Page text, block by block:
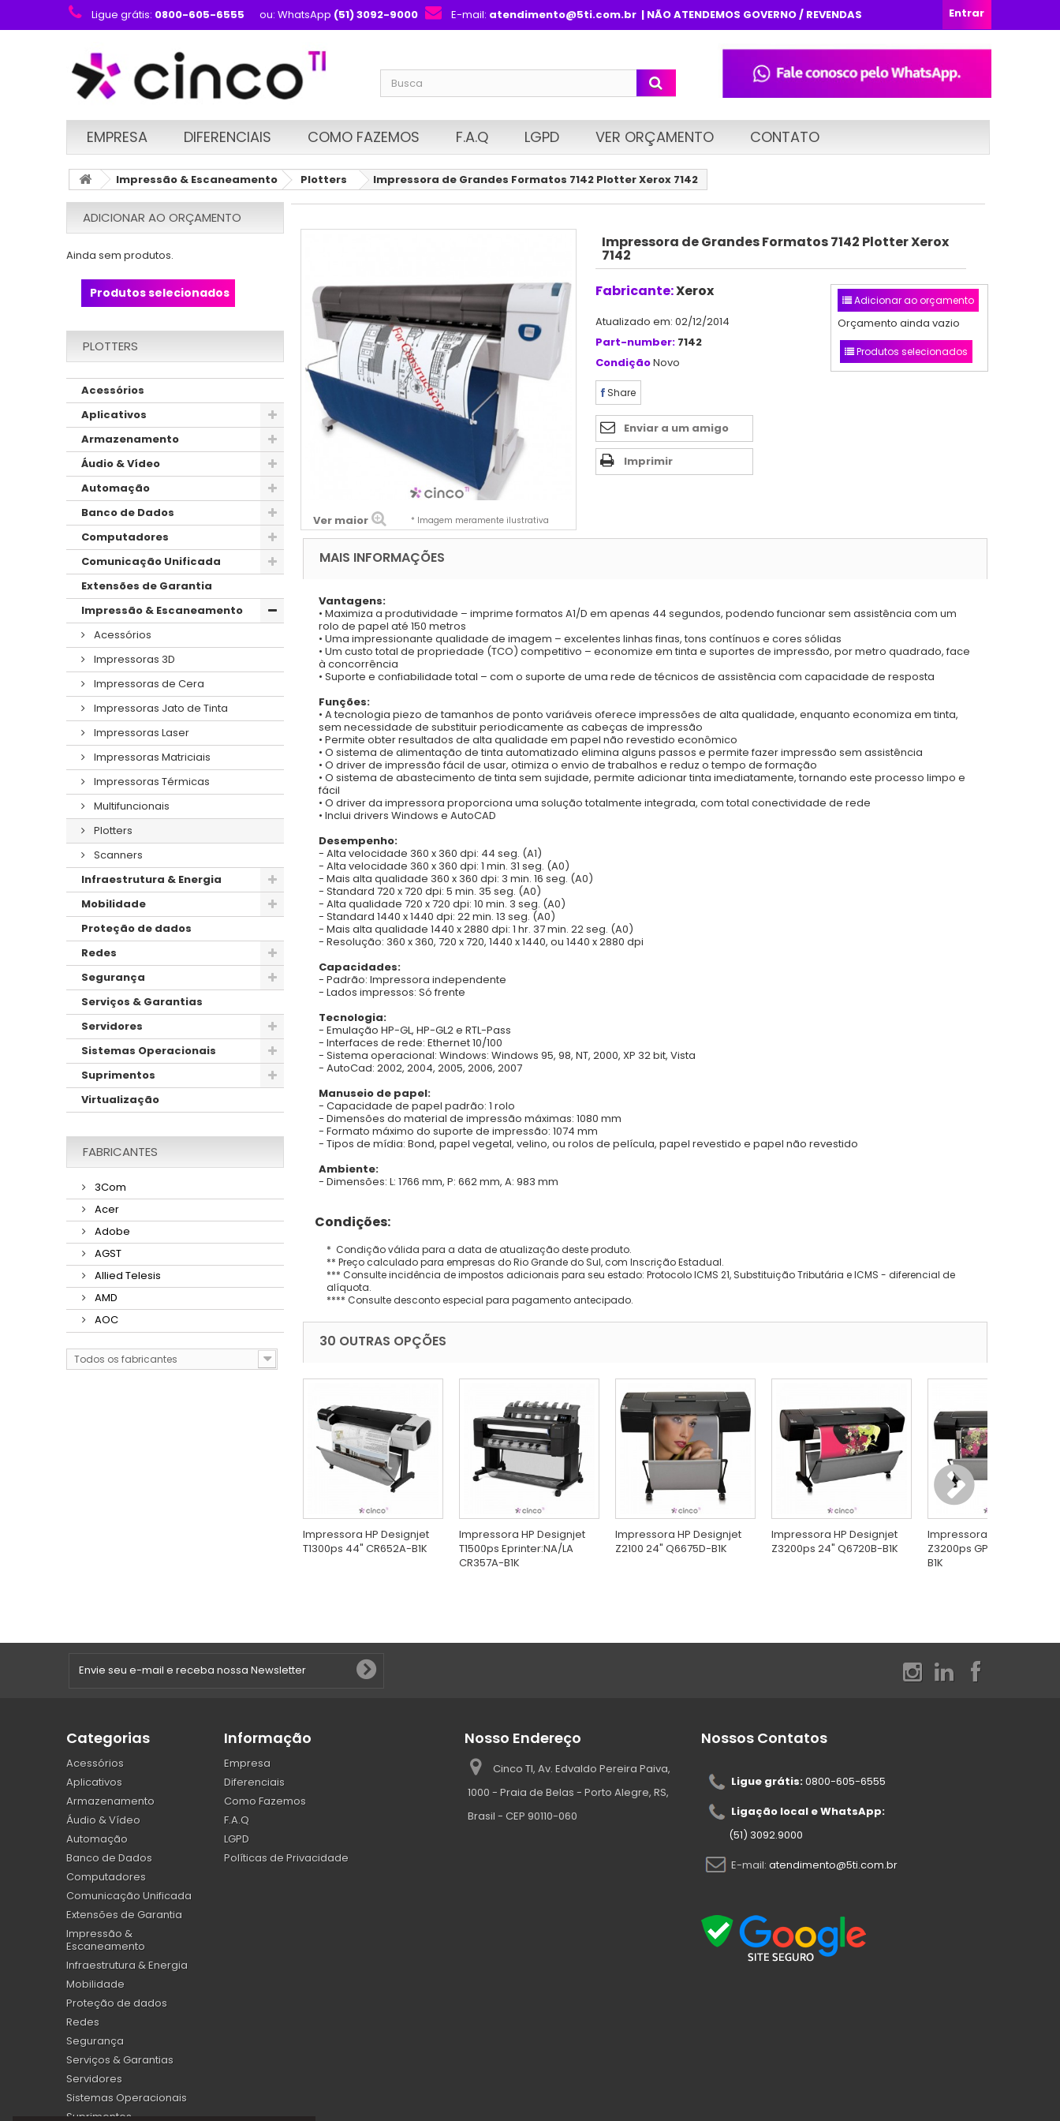
Entrar
Ligue grátis: 0800-605-6555 ou: WhatsApp (51) 3092-9000 E-mail: atendimento@5ti.com.br| NÃO ATENDEMOS GOVERNO / REVENDAS
EMPRESA DIFERENCIAIS COMO FAZEMOS F.A.Q LGPD VER ORÇAMENTO CONTATO
Impressão & Escaneamento Plotters Impressora de Grandes Formatos 7142 Plotter Xerox 7142
ADICIONAR AO ORÇAMENTO
Ainda sem produtos.
Produtos selecionados
PLOTTERS
Acessórios
Aplicativos
Armazenamento
Áudio & Vídeo
Automação
Banco de Dados
Computadores
Comunicação Unificada
Extensões de Garantia
Impressão & Escaneamento
Acessórios
Impressoras 3D
Impressoras de Cera
Impressoras Jato de Tinta
Impressoras Laser
Impressoras Matriciais
Impressoras Térmicas
Multifuncionais
Plotters
Scanners
Infraestrutura & Energia
Mobilidade
Proteção de dados
Redes
Segurança
Serviços & Garantias
Servidores
Sistemas Operacionais
Suprimentos
Virtualização
FABRICANTES
3Com
Acer
Adobe
AGST
Allied Telesis
AMD
AOC
Todos os fabricantes
Ver maior * Imagem meramente ilustrativa
Impressora de Grandes Formatos 7142 Plotter Xerox
7142
Fabricante:Xerox
Atualizado em: 02/12/2014
Part-number: 7142
CondiçãoNovo
Share
Enviar a um amigo
Imprimir
Adicionar ao orçamento
Orçamento ainda vazio
Produtos selecionados
MAIS INFORMAÇÕES
Vantagens:
• Maximiza a produtividade – imprime formatos A1/D em apenas 44 segundos, podendo funcionar sem assistência com um
rolo de papel até 150 metros
• Uma impressionante qualidade de imagem – excelentes linhas finas, tons contínuos e cores sólidas
• Um custo total de propriedade (TCO) competitivo – economize em tinta e suportes de impressão, por metro quadrado, face
à concorrência
• Suporte e confiabilidade total – com o suporte de uma rede de técnicos de assistência com capacidade de resposta
Funções:
• A tecnologia piezo de tamanhos de ponto variáveis oferece impressões de alta qualidade, enquanto economiza em tinta,
sem necessidade de substituir periodicamente as cabeças de impressão
• Permite obter resultados de alta qualidade em papel não revestido econômico
• O sistema de alimentação de tinta automatizado elimina alguns passos e permite fazer impressão sem assistência
• O driver de impressão fácil de usar, otimiza o envio de trabalhos e reduz o tempo de formação
• O sistema de abastecimento de tinta sem sujidade, permite adicionar tinta imediatamente, tornando este processo limpo e
fácil
• O driver da impressora proporciona uma solução totalmente integrada, com total conectividade de rede
• Inclui drivers Windows e AutoCAD
Desempenho:
- Alta velocidade 360 x 360 dpi: 44 seg. (A1)
- Alta velocidade 360 x 360 dpi: 1 min. 31 seg. (A0)
- Mais alta qualidade 360 x 360 dpi: 3 min. 16 seg. (A0)
- Standard 720 x 720 dpi: 5 min. 35 seg. (A0)
- Alta qualidade 720 x 720 dpi: 10 min. 3 seg. (A0)
- Standard 1440 x 1440 dpi: 22 min. 13 seg. (A0)
- Mais alta qualidade 1440 x 2880 dpi: 1 hr. 37 min. 22 seg. (A0)
- Resolução: 360 x 360, 720 x 720, 1440 x 1440, ou 1440 x 2880 dpi
Capacidades:
- Padrão: Impressora independente
- Lados impressos: Só frente
Tecnologia:
- Emulação HP-GL, HP-GL2 e RTL-Pass
- Interfaces de rede: Ethernet 10/100
- Sistema operacional: Windows: Windows 95, 98, NT, 2000, XP 32 bit, Vista
- AutoCad: 2002, 2004, 2005, 2006, 2007
Manuseio de papel:
- Capacidade de papel padrão: 1 rolo
- Dimensões do material de impressão máximas: 1080 mm
- Formato máximo do suporte de impressão: 1074 mm
- Tipos de mídia: Bond, papel vegetal, velino, ou rolos de película, papel revestido e papel não revestido
Ambiente:
- Dimensões: L: 1766 mm, P: 662 mm, A: 983 mm
Condições:
* Condição válida para a data de atualização deste produto.
** Preço calculado para empresas do Rio Grande do Sul, com Inscrição Estadual.
*** Consulte incidência de impostos adicionais para seu estado: Protocolo ICMS 21, Substituição Tributária e ICMS - diferencial de
alíquota.
**** Consulte desconto especial para pagamento antecipado.
30 OUTRAS OPÇÕES
Impressora HP Designjet
T1300ps 44" CR652A-B1K
Impressora HP Designjet
T1500ps Eprinter:NA/LA
CR357A-B1K
Impressora HP Designjet
Z2100 24" Q6675D-B1K
Impressora HP Designjet
Z3200ps 24" Q6720B-B1K
Impressora HP Designjet
Z3200ps GP 44" Q6721B-
B1K
Categorias
Acessórios
Aplicativos
Armazenamento
Áudio & Vídeo
Automação
Banco de Dados
Computadores
Comunicação Unificada
Extensões de Garantia
Impressão &
Escaneamento
Infraestrutura & Energia
Mobilidade
Proteção de dados
Redes
Segurança
Serviços & Garantias
Servidores
Sistemas Operacionais
Suprimentos
Informação
Empresa
Diferenciais
Como Fazemos
F.A.Q
LGPD
Políticas de Privacidade
Nosso Endereço
Cinco TI, Av. Edvaldo Pereira Paiva,
1000 - Praia de Belas - Porto Alegre, RS,
Brasil - CEP 90110-060
Nossos Contatos
Ligue grátis:0800-605-6555
Ligação local e WhatsApp:
(51) 3092.9000
E-mail: atendimento@5ti.com.br